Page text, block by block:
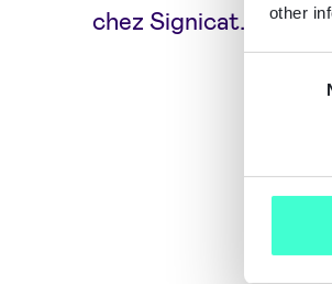
other
chez Signicat.